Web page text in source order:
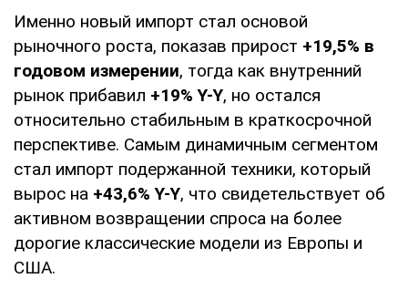
Именно новый импорт стал основой
рыночного роста, показав прирост +19,5% в
годовом измерении, тогда как внутренний
рынок прибавил +19% Y-Y, но остался
относительно стабильным в краткосрочной
перспективе. Самым динамичным сегментом
стал импорт подержанной техники, который
вырос на +43,6% Y-Y, что свидетельствует об
активном возвращении спроса на более
дорогие классические модели из Европы и
США.